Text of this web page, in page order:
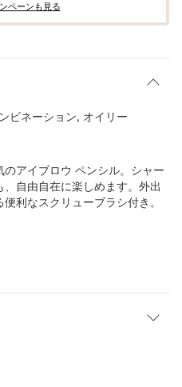
ペーンも見る​
ビネーション, オイリー
アイブロウ ペンシル。シャー
自由自在に楽しめます。外出
利なスクリューブラシ付き。